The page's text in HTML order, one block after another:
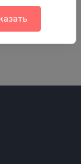
vannas